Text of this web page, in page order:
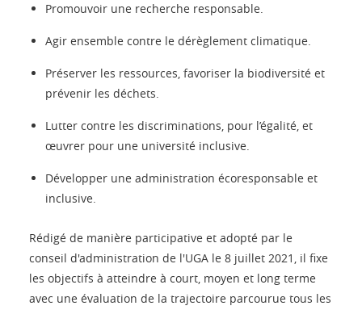
Promouvoir une recherche responsable.
Agir ensemble contre le dérèglement climatique.
Préserver les ressources, favoriser la biodiversité et
prévenir les déchets.
Lutter contre les discriminations, pour l’égalité, et
œuvrer pour une université inclusive.
Développer une administration écoresponsable et
inclusive.
Rédigé de manière participative et adopté par le
conseil d'administration de l'UGA le 8 juillet 2021, il fixe
les objectifs à atteindre à court, moyen et long terme
avec une évaluation de la trajectoire parcourue tous les